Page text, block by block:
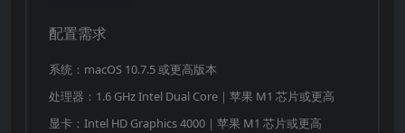
配置需求
系统：macOS 10.7.5 或更高版本
处理器：1.6 GHz Intel Dual Core｜苹果 M1 芯片或更高
显卡：Intel HD Graphics 4000｜苹果 M1 芯片或更高